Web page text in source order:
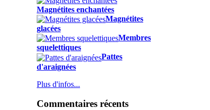
Magnétites enchantées
Magnétites
glacées
Membres
squelettiques
Pattes
d'araignées
Plus d'infos...
Commentaires récents